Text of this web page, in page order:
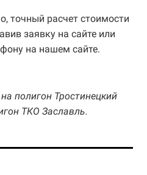
точный расчет стоимости
заявку на сайте или
на нашем сайте.
полигон Тростинецкий
ТКО Заславль.